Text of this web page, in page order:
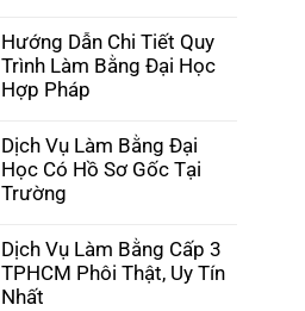
3
Hợp
Pháp
Bằng
Trung
Cấp
Hợp
Gốc
Chuẩn
bình
luận
ở
Dịch
Bằng
Cao
Đẳng
Hợp
Phôi
Thật
Hướng Dẫn Chi Tiết Quy
Trình Làm Bằng Đại Học
Hợp Pháp
bình
luận
ở
Hướng
Tiết
Quy
Trình
Làm
Dịch Vụ Làm Bằng Đại
Học Có Hồ Sơ Gốc Tại
Trường
bình
luận
ở
Dịch
Dịch Vụ Làm Bằng Cấp 3
TPHCM Phôi Thật, Uy Tín
Nhất